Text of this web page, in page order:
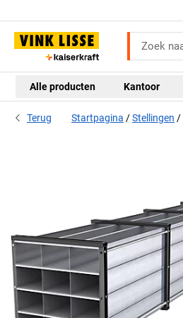
Alle producten Kantoor
Terug Startpagina Stellingen